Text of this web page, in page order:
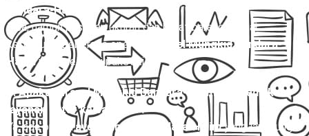
Bandara-Halim?
Bisa, namun pastikan ukuran dan berat barang sesuai
ketentuan. Beberapa operator
travel Mungkid Bandara-
Halimjuga melayani paket kilat.
9. Apakah travel Mungkid Bandara-Halim menyediakan
layanan antar ke bandara ?
Ya, ada opsi
travel Mungkid Bandara-Halimyang langsung